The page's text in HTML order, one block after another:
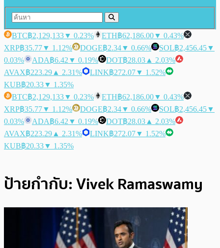
BTC฿2,129,133▼ 0.23% ETH฿62,186.00▼ 0.43%
XRP฿35.77▼ 1.12% DOGE฿2.34▼ 0.66% SOL฿2,456.45▼
0.03%
ADA฿6.42 ▼ 0.19% DOT฿28.03 ▲ 2.03%
AVAX฿223.29 ▲ 2.31% LINK฿272.07▼ 1.52%
KUB฿20.33▼ 1.35%
BTC฿2,129,133▼ 0.23% ETH฿62,186.00▼ 0.43%
XRP฿35.77▼ 1.12% DOGE฿2.34▼ 0.66% SOL฿2,456.45▼
0.03%
ADA฿6.42 ▼ 0.19% DOT฿28.03 ▲ 2.03%
AVAX฿223.29 ▲ 2.31% LINK฿272.07▼ 1.52%
KUB฿20.33▼ 1.35%
ป้ายกำกับ:Vivek Ramaswamy